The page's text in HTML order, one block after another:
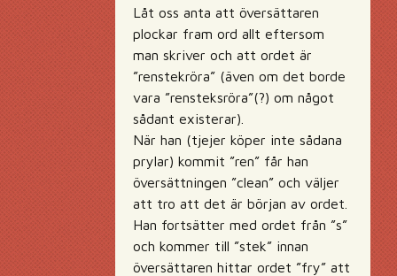
Låt oss anta att översättaren
plockar fram ord allt eftersom
man skriver och att ordet är
”renstekröra” (även om det borde
vara ”rensteksröra”(?) om något
sådant existerar).
När han (tjejer köper inte sådana
prylar) kommit ”ren” får han
översättningen ”clean” och väljer
att tro att det är början av ordet.
Han fortsätter med ordet från ”s”
och kommer till ”stek” innan
översättaren hittar ordet ”fry” att